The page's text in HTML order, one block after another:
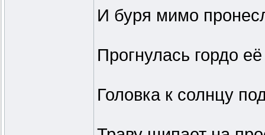
И буря мимо
Прогнулась гордо
Головка к солнцу